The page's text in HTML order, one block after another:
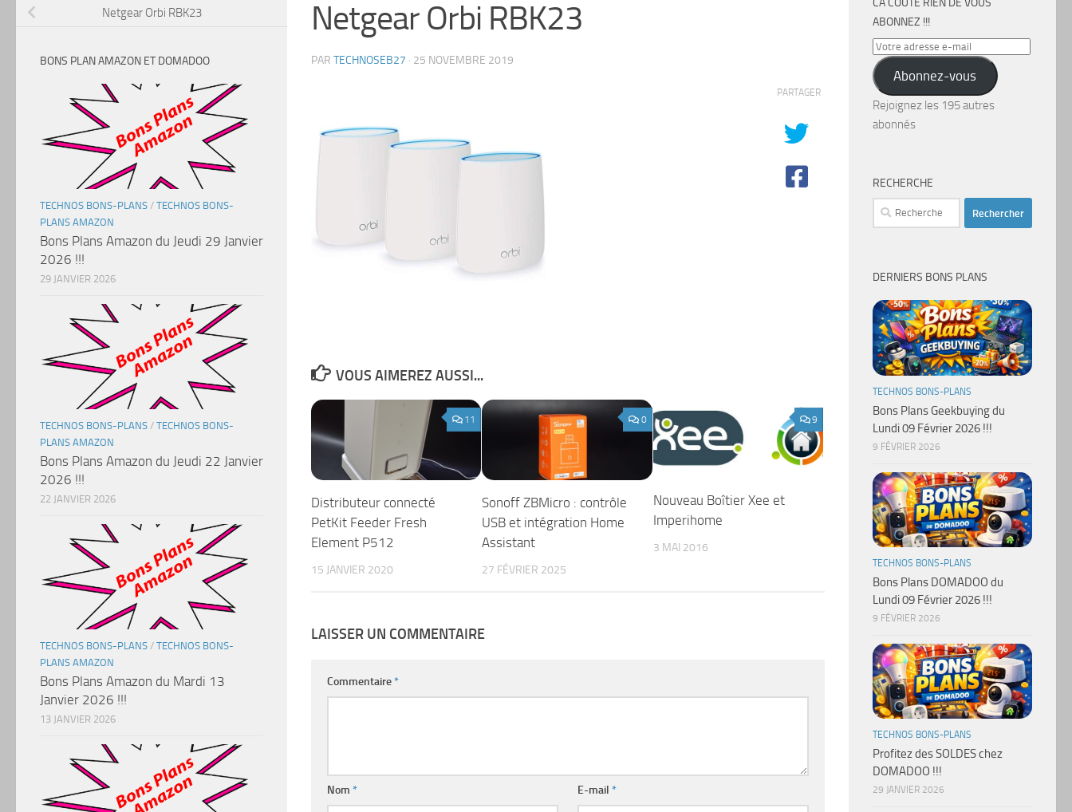
Netgear Orbi RBK23
PAR TECHNOSEB27 · 25 NOVEMBRE 2019
PARTAGER
VOUS AIMEREZ AUSSI...
11
Distributeur connecté
PetKit Feeder Fresh
Element P512
15 JANVIER 2020
0
Sonoff ZBMicro : contrôle
USB et intégration Home
Assistant
27 FÉVRIER 2025
9
Nouveau Boîtier Xee et
Imperihome
3 MAI 2016
LAISSER UN COMMENTAIRE
Commentaire*
Nom * E-mail*
Netgear Orbi RBK23
BONS PLAN AMAZON ET DOMADOO
TECHNOS BONS-PLANS / TECHNOS BONS-
PLANS AMAZON
Bons Plans Amazon du Jeudi 29 Janvier
2026 !!!
29 JANVIER 2026
TECHNOS BONS-PLANS / TECHNOS BONS-
PLANS AMAZON
Bons Plans Amazon du Jeudi 22 Janvier
2026 !!!
22 JANVIER 2026
TECHNOS BONS-PLANS / TECHNOS BONS-
PLANS AMAZON
Bons Plans Amazon du Mardi 13
Janvier 2026 !!!
13 JANVIER 2026
CA COÛTE RIEN DE VOUS
ABONNEZ !!!
Votre
adresse
e-
mail
Abonnez-vous
Rejoignez les 195 autres
abonnés
RECHERCHE
Rechercher :
DERNIERS BONS PLANS
TECHNOS BONS-PLANS
Bons Plans Geekbuying du
Lundi 09 Février 2026 !!!
9 FÉVRIER 2026
TECHNOS BONS-PLANS
Bons Plans DOMADOO du
Lundi 09 Février 2026 !!!
9 FÉVRIER 2026
TECHNOS BONS-PLANS
Profitez des SOLDES chez
DOMADOO !!!
29 JANVIER 2026